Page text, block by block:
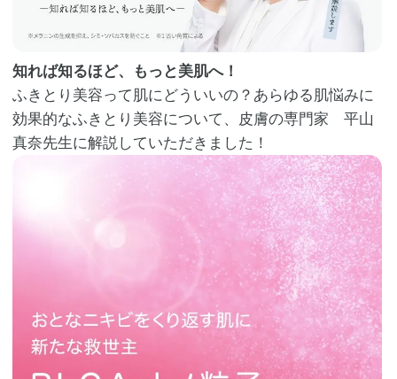
知れば知るほど、もっと美肌へ！
ふきとり美容って肌にどういいの？あらゆる肌悩みに
効果的なふきとり美容について、皮膚の専門家 平山
真奈先生に解説していただきました！